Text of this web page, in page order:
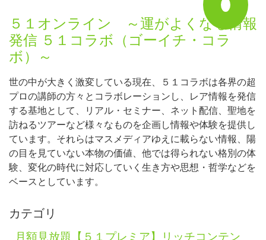
５１オンライン ～運がよくなる情報
発信 ５１コラボ（ゴーイチ・コラ
ボ）～
世の中が大きく激変している現在、５１コラボは各界の超
プロの講師の方々とコラボレーションし、レア情報を発信
する基地として、リアル・セミナー、ネット配信、聖地を
訪ねるツアーなど様々なものを企画し情報や体験を提供し
ています。それらはマスメディアゆえに載らない情報、陽
の目を見ていない本物の価値、他では得られない格別の体
験、変化の時代に対応していく生き方や思想・哲学などを
ベースとしています。
カテゴリ
月額見放題【５１プレミア】リッチコンテン